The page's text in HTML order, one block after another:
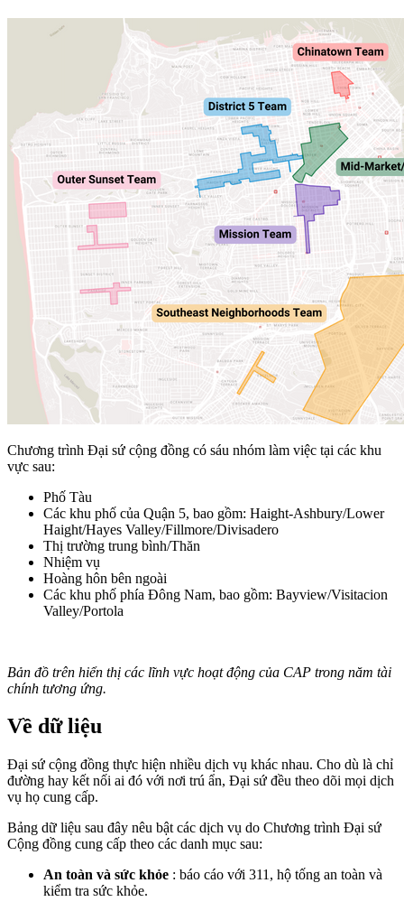
Chương trình Đại sứ cộng đồng có sáu nhóm làm việc tại các khu
vực sau:
Phố Tàu
Các khu phố của Quận 5, bao gồm: Haight-Ashbury/Lower
Haight/Hayes Valley/Fillmore/Divisadero
Thị trường trung bình/Thăn
Nhiệm vụ
Hoàng hôn bên ngoài
Các khu phố phía Đông Nam, bao gồm: Bayview/Visitacion
Valley/Portola
Bản đồ trên hiển thị các lĩnh vực hoạt động của CAP trong năm tài
chính tương ứng.
Về dữ liệu
Đại sứ cộng đồng thực hiện nhiều dịch vụ khác nhau. Cho dù là chỉ
đường hay kết nối ai đó với nơi trú ẩn, Đại sứ đều theo dõi mọi dịch
vụ họ cung cấp.
Bảng dữ liệu sau đây nêu bật các dịch vụ do Chương trình Đại sứ
Cộng đồng cung cấp theo các danh mục sau:
An toàn và sức khỏe : báo cáo với 311, hộ tống an toàn và
kiểm tra sức khỏe.